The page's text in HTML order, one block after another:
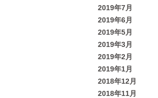
2019年7月
2019年6月
2019年5月
2019年3月
2019年2月
2019年1月
2018年12月
2018年11月